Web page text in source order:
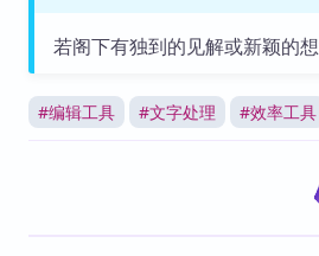
若阁下有独到的见解或新颖的
#编辑工具 #文字处理 #效率工具